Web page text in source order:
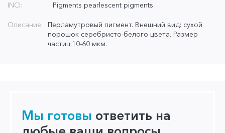
INCI: Pigments pearlescent pigments
Описание:
Перламутровый пигмент. Внешний вид: сухой
порошок серебристо-белого цвета. Размер
частиц:10-60 мкм.
Мы готовы ответить на